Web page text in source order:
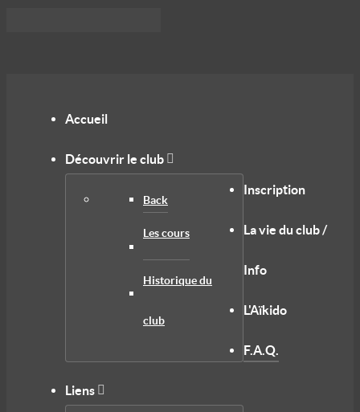
Accueil
Découvrir le club
Back
Les cours
Historique du
club
Inscription
La vie du club /
Info
L'Aïkido
F.A.Q.
Liens